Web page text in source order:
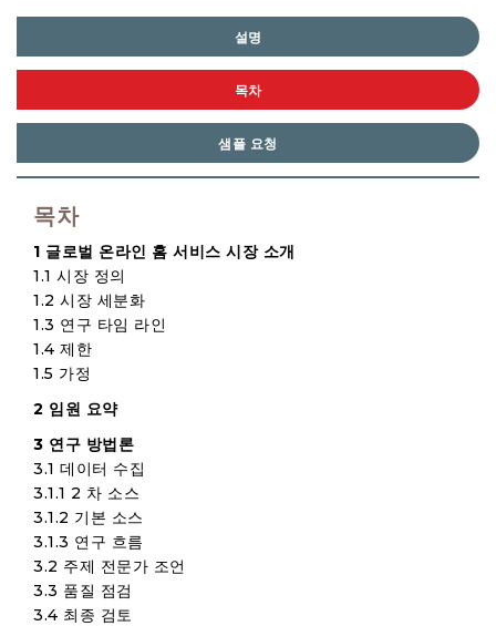
설명
목차
샘플 요청
목차
1 글로벌 온라인 홈 서비스 시장 소개
1.1 시장 정의
1.2 시장 세분화
1.3 연구 타임 라인
1.4 제한
1.5 가정
2 임원 요약
3 연구 방법론
3.1 데이터 수집
3.1.1 2 차 소스
3.1.2 기본 소스
3.1.3 연구 흐름
3.2 주제 전문가 조언
3.3 품질 점검
3.4 최종 검토